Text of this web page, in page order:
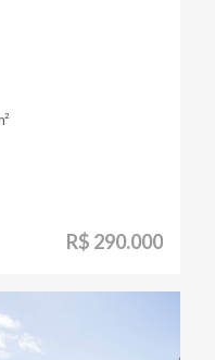
R$ 290.000